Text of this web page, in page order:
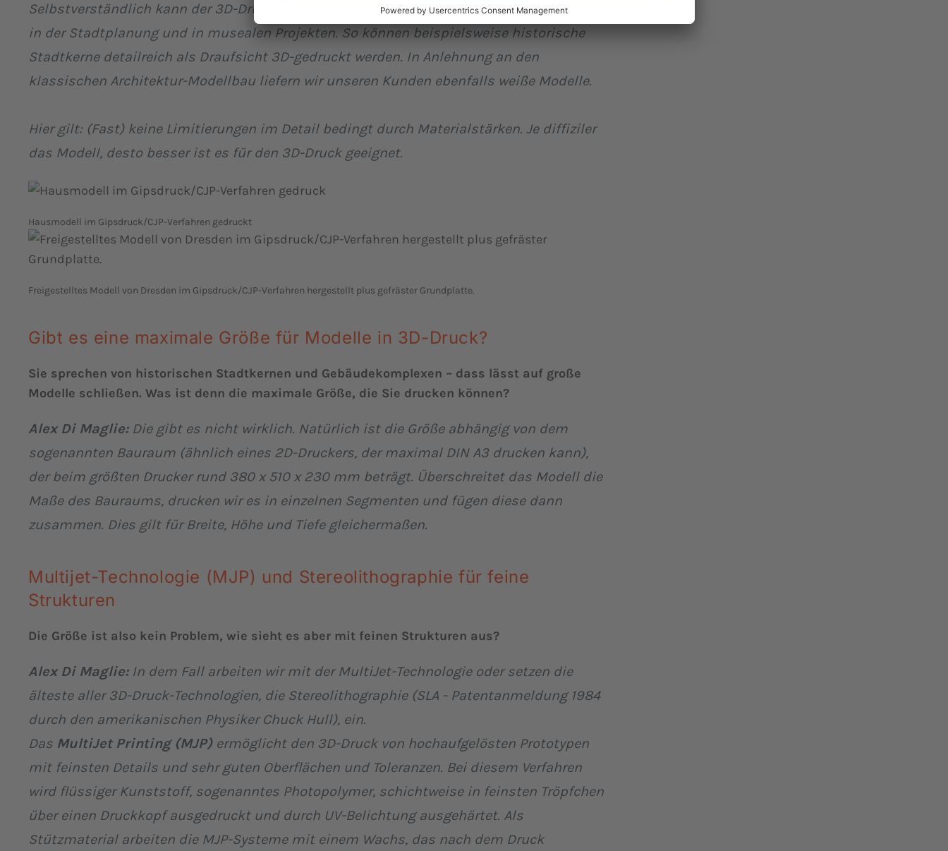
Selbstverständlich kann der 3D-Druck auch in weiß erfolgen. Das findet z. B. Anwendung
in der Stadtplanung und in musealen Projekten. So können beispielsweise historische
Stadtkerne detailreich als Draufsicht 3D-gedruckt werden. In Anlehnung an den
klassischen Architektur-Modellbau liefern wir unseren Kunden ebenfalls weiße Modelle.
Hier gilt: (Fast) keine Limitierungen im Detail bedingt durch Materialstärken. Je diffiziler
das Modell, desto besser ist es für den 3D-Druck geeignet.
Hausmodell im Gipsdruck/CJP-Verfahren gedruckt
Freigestelltes Modell von Dresden im Gipsdruck/CJP-Verfahren hergestellt plus gefräster Grundplatte.
Gibt es eine maximale Größe für Modelle in 3D-Druck?
Sie sprechen von historischen Stadtkernen und Gebäudekomplexen – dass lässt auf große
Modelle schließen. Was ist denn die maximale Größe, die Sie drucken können?
Alex Di Maglie:Die gibt es nicht wirklich. Natürlich ist die Größe abhängig von dem
sogenannten Bauraum (ähnlich eines 2D-Druckers, der maximal DIN A3 drucken kann),
der beim größten Drucker rund 380 x 510 x 230 mm beträgt. Überschreitet das Modell die
Maße des Bauraums, drucken wir es in einzelnen Segmenten und fügen diese dann
zusammen. Dies gilt für Breite, Höhe und Tiefe gleichermaßen.
Multijet-Technologie (MJP) und Stereolithographie für feine
Strukturen
Die Größe ist also kein Problem, wie sieht es aber mit feinen Strukturen aus?
Alex Di Maglie:In dem Fall arbeiten wir mit der MultiJet-Technologie oder setzen die
älteste aller 3D-Druck-Technologien, die Stereolithographie (SLA - Patentanmeldung 1984
durch den amerikanischen Physiker Chuck Hull), ein.
Das MultiJet Printing (MJP)ermöglicht den 3D-Druck von hochaufgelösten Prototypen
mit feinsten Details und sehr guten Oberflächen und Toleranzen. Bei diesem Verfahren
wird flüssiger Kunststoff, sogenanntes Photopolymer, schichtweise in feinsten Tröpfchen
über einen Druckkopf ausgedruckt und durch UV-Belichtung ausgehärtet. Als
Stützmaterial arbeiten die MJP-Systeme mit einem Wachs, das nach dem Druck